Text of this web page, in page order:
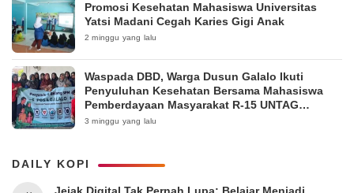
Promosi Kesehatan Mahasiswa Universitas
Yatsi Madani Cegah Karies Gigi Anak
2 minggu yang lalu
Waspada DBD, Warga Dusun Galalo Ikuti
Penyuluhan Kesehatan Bersama Mahasiswa
Pemberdayaan Masyarakat R-15 UNTAG
Surabaya 2026
3 minggu yang lalu
DAILY KOPI